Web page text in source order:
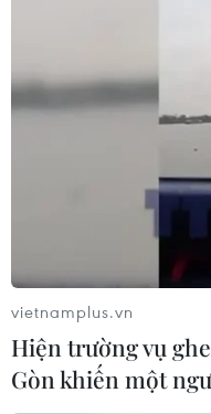
vietnamplus.vn
Hiện trường vụ
Gòn khiến một